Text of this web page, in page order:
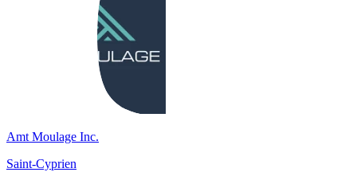
Amt Moulage Inc.
Saint-Cyprien